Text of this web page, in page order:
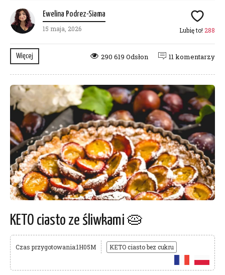
Ewelina Podrez-Siama
15 maja, 2026 Lubię to! 288
Więcej 11 komentarzy
290 619 Odsłon
KETO ciasto ze śliwkami 🥧
Czas przygotowania:1H05M KETO ciasto bez cukru